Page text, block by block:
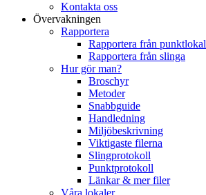
Kontakta oss
Övervakningen
Rapportera
Rapportera från punktlokal
Rapportera från slinga
Hur gör man?
Broschyr
Metoder
Snabbguide
Handledning
Miljöbeskrivning
Viktigaste filerna
Slingprotokoll
Punktprotokoll
Länkar & mer filer
Våra lokaler